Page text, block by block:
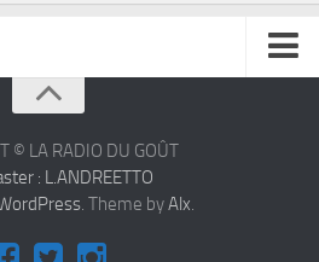
© LA RADIO DU GOÛT
: L.ANDREETTO
. Theme byAlx.